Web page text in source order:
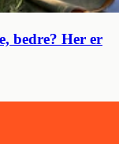
bedre? Her er